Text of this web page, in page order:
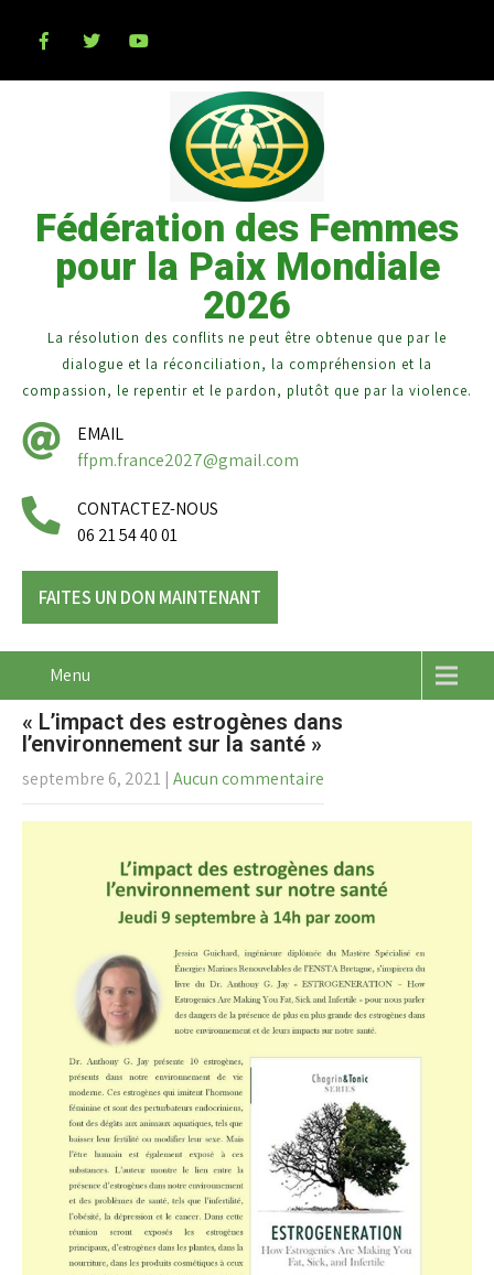
Fédération des Femmes
pour la Paix Mondiale
2026
La résolution des conflits ne peut être obtenue que par le
dialogue et la réconciliation, la compréhension et la
compassion, le repentir et le pardon, plutôt que par la violence.
EMAIL
ffpm.france2027@gmail.com
CONTACTEZ-NOUS
06 21 54 40 01
FAITES UN DON MAINTENANT
Menu
« L’impact des estrogènes dans
l’environnement sur la santé »
septembre 6, 2021 | Aucun commentaire